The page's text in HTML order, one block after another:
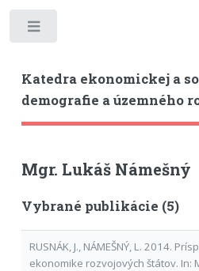
Katedra ekonomickej a
demografie a územného
Mgr. Lukáš Námešný
Vybrané publikácie (5)
RUSNÁK, J., NÁMEŠNÝ, L. 2014.
ekonomike rozvojových štátov. In: